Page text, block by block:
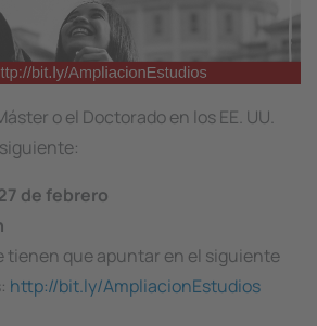
o el Doctorado en los EE. UU.
de febrero
tienen que apuntar en el siguiente
http://bit.ly/AmpliacionEstudios